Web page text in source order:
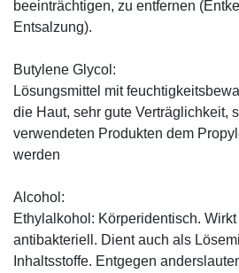
beeinträchtigen, zu entfernen
Entsalzung).
Butylene Glycol:
Lösungsmittel mit
die Haut, sehr gute Verträglichkeit,
verwendeten Produkten dem
werden
Alcohol:
Ethylalkohol: Körperidentisch.
antibakteriell. Dient auch als
Inhaltsstoffe. Entgegen